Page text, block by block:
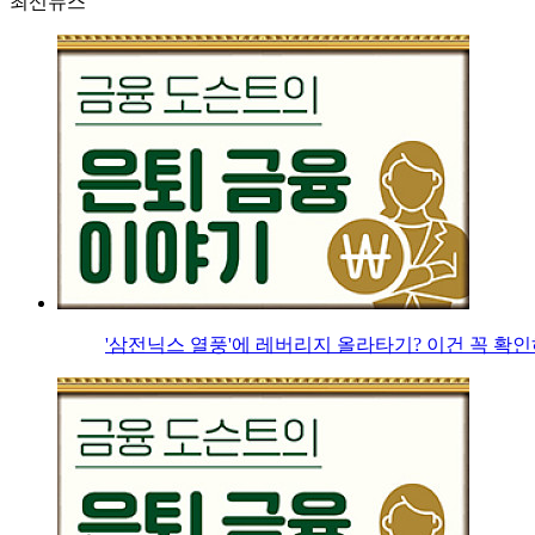
'삼전닉스 열풍'에 레버리지 올라타기? 이건 꼭 확